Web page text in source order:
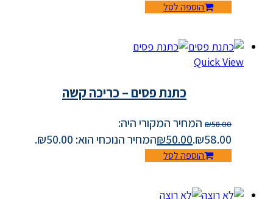
הוספה לסל
Quick View
כתנת פסים – כריכה קשה
₪58.00
המחיר המקורי היה:
₪58.00.
₪50.00 המחיר הנוכחי הוא: ₪50.00.
הוספה לסל